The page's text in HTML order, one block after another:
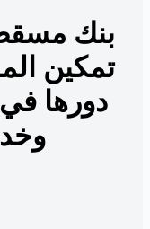
بنك
تمكين
دورها